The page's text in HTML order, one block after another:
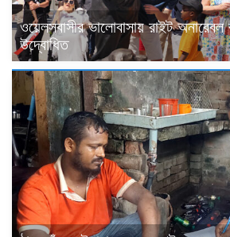
ওয়েলসবাসীর ভালোবাসায় রাইট অনারেবল
উদ্বোধিত